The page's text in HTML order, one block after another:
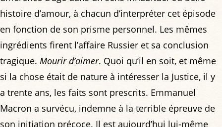
histoire d’amour, à chacun d’interpréter cet épisode
en fonction de son prisme personnel. Les mêmes
ingrédients firent l’affaire Russier et sa conclusion
tragique. Mourir d’aimer. Quoi qu’il en soit, et même
si la chose était de nature à intéresser la Justice, il y
a trente ans, les faits sont prescrits. Emmanuel
Macron a survécu, indemne à la terrible épreuve de
son initiation précoce. Il est aujourd’hui lui-même